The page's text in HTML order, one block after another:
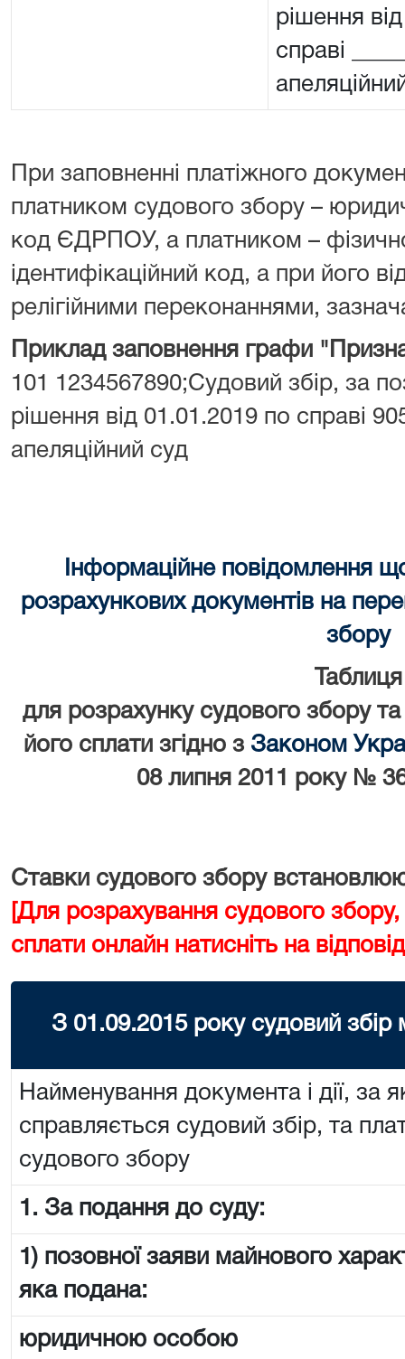
рішення
справі
При заповненні платіжного
платником судового збору –
код ЄДРПОУ, а платником –
ідентифікаційний код, а при його
релігійними переконаннями,
Приклад заповнення графи
101 1234567890;Судовий збір, за
рішення від 01.01.2019 по справі
апеляційний суд
Інформаційне повідомлення
розрахункових документів на
збору
Таблиця
для розрахунку судового збору
його сплати згідно з Законом
08 липня 2011 року №
Ставки судового збору
[Для розрахування судового
сплати онлайн натисніть на
З 01.09.2015 року судовий
Найменування документа і дії, за
справляється судовий збір, та
судового збору
1. За подання до суду:
1) позовної заяви майнового
яка подана:
юридичною особою